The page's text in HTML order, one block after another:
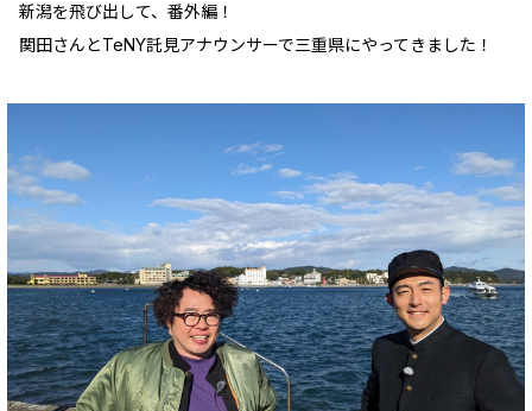
新潟を飛び出して、番外編！
関田さんとTeNY託見アナウンサーで三重県にやってきました！